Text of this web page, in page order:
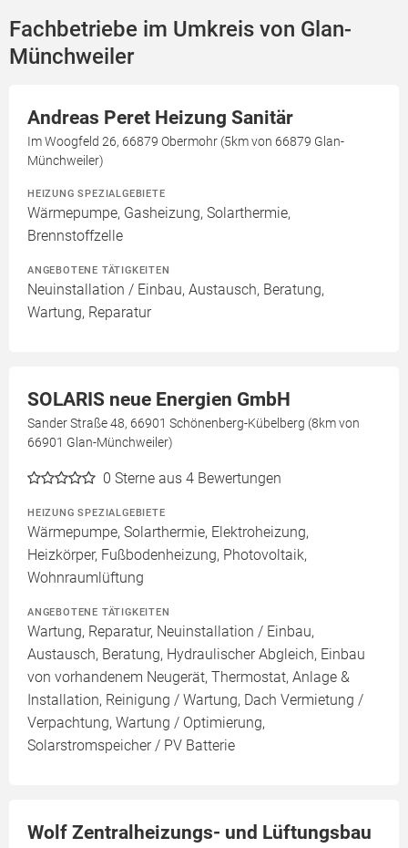
Fachbetriebe im Umkreis von Glan-
Münchweiler
Andreas Peret Heizung Sanitär
Im Woogfeld 26, 66879 Obermohr (5km von 66879 Glan-
Münchweiler)
HEIZUNG SPEZIALGEBIETE
Wärmepumpe, Gasheizung, Solarthermie,
Brennstoffzelle
ANGEBOTENE TÄTIGKEITEN
Neuinstallation / Einbau, Austausch, Beratung,
Wartung, Reparatur
SOLARIS neue Energien GmbH
Sander Straße 48, 66901 Schönenberg-Kübelberg (8km von
66901 Glan-Münchweiler)
0 Sterne aus 4 Bewertungen
HEIZUNG SPEZIALGEBIETE
Wärmepumpe, Solarthermie, Elektroheizung,
Heizkörper, Fußbodenheizung, Photovoltaik,
Wohnraumlüftung
ANGEBOTENE TÄTIGKEITEN
Wartung, Reparatur, Neuinstallation / Einbau,
Austausch, Beratung, Hydraulischer Abgleich, Einbau
von vorhandenem Neugerät, Thermostat, Anlage &
Installation, Reinigung / Wartung, Dach Vermietung /
Verpachtung, Wartung / Optimierung,
Solarstromspeicher / PV Batterie
Wolf Zentralheizungs- und Lüftungsbau